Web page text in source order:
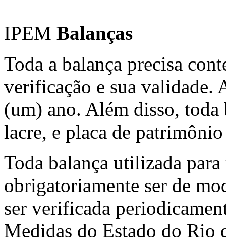
IPEM Balanças
Toda a balança precisa
verificação e sua validade.
(um) ano. Além disso, toda
lacre, e placa de
Toda balança utilizada
obrigatoriamente ser de
ser verificada
Medidas do Estado do Rio